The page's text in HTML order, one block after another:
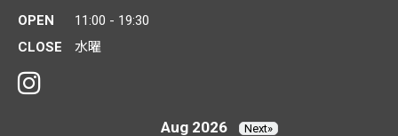
OPEN
11:00 - 19:30
CLOSE
水曜
Aug 2026 Next»